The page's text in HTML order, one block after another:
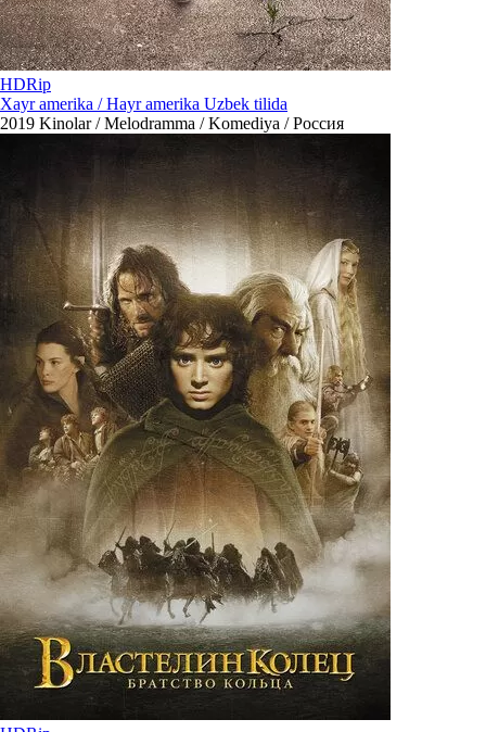
HDRip
Xayr amerika / Hayr amerika Uzbek tilida
2019 Kinolar / Melodramma / Komediya / Россия